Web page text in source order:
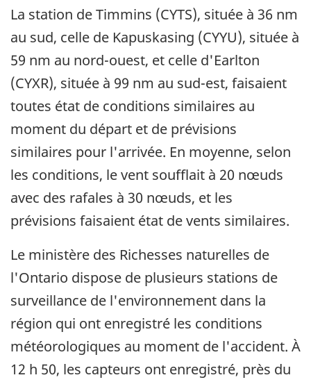
La station de Timmins (CYTS), située à 36 nm
au sud, celle de Kapuskasing (CYYU), située à
59 nm au nord-ouest, et celle d'Earlton
(CYXR), située à 99 nm au sud-est, faisaient
toutes état de conditions similaires au
moment du départ et de prévisions
similaires pour l'arrivée. En moyenne, selon
les conditions, le vent soufflait à 20 nœuds
avec des rafales à 30 nœuds, et les
prévisions faisaient état de vents similaires.
Le ministère des Richesses naturelles de
l'Ontario dispose de plusieurs stations de
surveillance de l'environnement dans la
région qui ont enregistré les conditions
météorologiques au moment de l'accident. À
12 h 50, les capteurs ont enregistré, près du